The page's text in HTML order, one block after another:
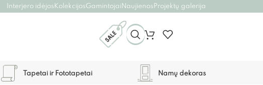
Interjero idėjos KolekcijosGamintojai Naujienos Projektų galerija
Tapetai ir Fototapetai
Namų dekoras